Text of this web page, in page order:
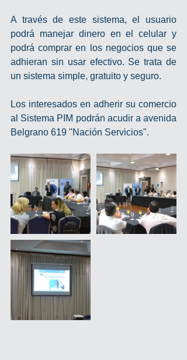
A través de este sistema, el usuario
podrá manejar dinero en el celular y
podrá comprar en los negocios que se
adhieran sin usar efectivo. Se trata de
un sistema simple, gratuito y seguro.
Los interesados en adherir su comercio
al Sistema PIM podrán acudir a avenida
Belgrano 619 "Nación Servicios".